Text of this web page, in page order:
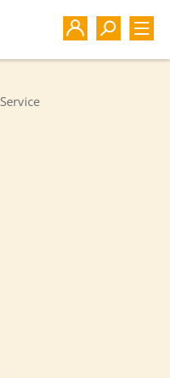
Service